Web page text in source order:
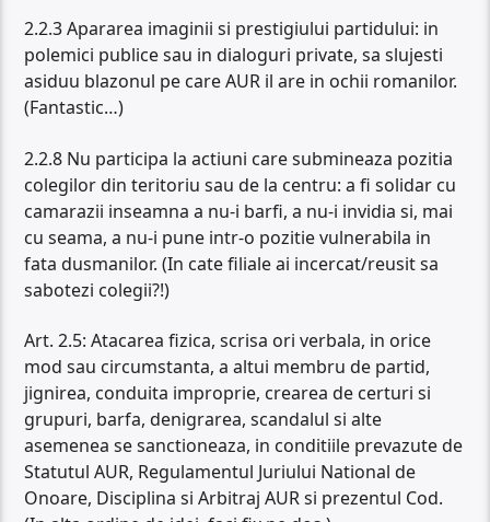
2.2.3 Apararea imaginii si prestigiului partidului: in
polemici publice sau in dialoguri private, sa slujesti
asiduu blazonul pe care AUR il are in ochii romanilor.
(Fantastic…)
2.2.8 Nu participa la actiuni care submineaza pozitia
colegilor din teritoriu sau de la centru: a fi solidar cu
camarazii inseamna a nu-i barfi, a nu-i invidia si, mai
cu seama, a nu-i pune intr-o pozitie vulnerabila in
fata dusmanilor. (In cate filiale ai incercat/reusit sa
sabotezi colegii?!)
Art. 2.5: Atacarea fizica, scrisa ori verbala, in orice
mod sau circumstanta, a altui membru de partid,
jignirea, conduita improprie, crearea de certuri si
grupuri, barfa, denigrarea, scandalul si alte
asemenea se sanctioneaza, in conditiile prevazute de
Statutul AUR, Regulamentul Juriului National de
Onoare, Disciplina si Arbitraj AUR si prezentul Cod.